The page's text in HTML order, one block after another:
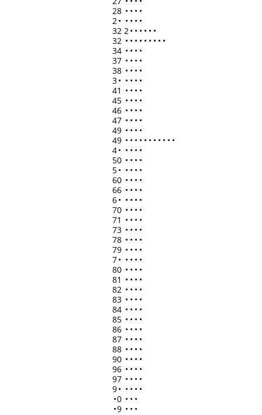
28 • • • •
2• • • • •
32 2• • • • • •
32 • • • • • • • • •
34 • • • •
37 • • • •
38 • • • •
3• • • • •
41 • • • •
45 • • • •
46 • • • •
47 • • • •
49 • • • •
49 • • • • • • • • • • •
4• • • • •
50 • • • •
5• • • • •
60 • • • •
66 • • • •
6• • • • •
70 • • • •
71 • • • •
73 • • • •
78 • • • •
79 • • • •
7• • • • •
80 • • • •
81 • • • •
82 • • • •
83 • • • •
84 • • • •
85 • • • •
86 • • • •
87 • • • •
88 • • • •
90 • • • •
96 • • • •
97 • • • •
9• • • • •
•0 • • •
•9 • • •